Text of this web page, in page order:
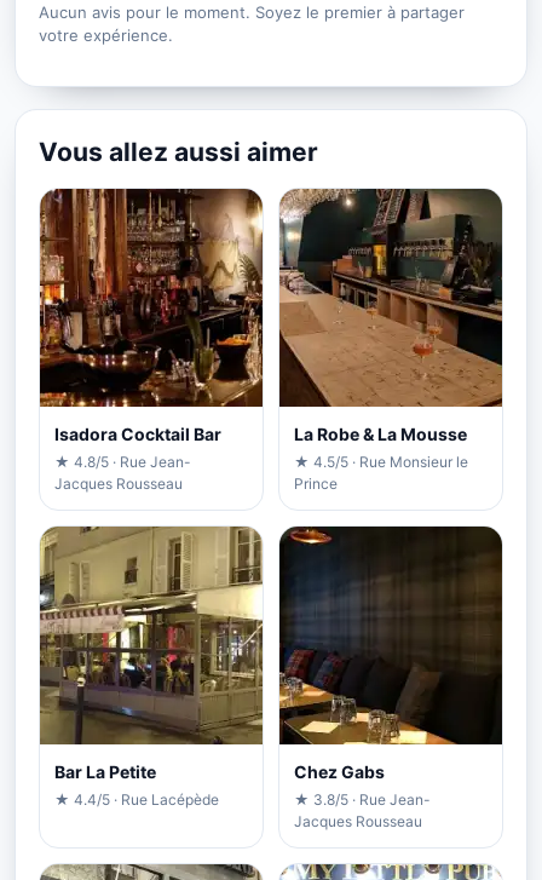
Aucun avis pour le moment. Soyez le premier à partager
votre expérience.
Vous allez aussi aimer
Isadora Cocktail Bar
★ 4.8/5 · Rue Jean-
Jacques Rousseau
La Robe & La Mousse
★ 4.5/5 · Rue Monsieur le
Prince
Bar La Petite
★ 4.4/5 · Rue Lacépède
Chez Gabs
★ 3.8/5 · Rue Jean-
Jacques Rousseau